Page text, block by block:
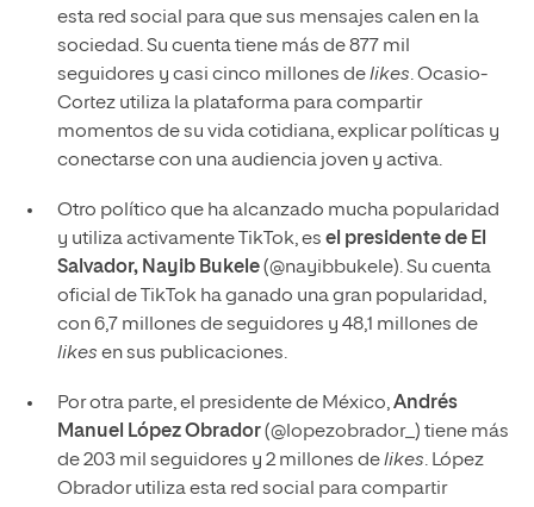
esta red social para que sus mensajes calen en la
sociedad. Su cuenta tiene más de 877 mil
seguidores y casi cinco millones delikes. Ocasio-
Cortez utiliza la plataforma para compartir
momentos de su vida cotidiana, explicar políticas y
conectarse con una audiencia joven y activa.
Otro político que ha alcanzado mucha popularidad
y utiliza activamente TikTok, es el presidente de El
Salvador, Nayib Bukele(@nayibbukele). Su cuenta
oficial de TikTok ha ganado una gran popularidad,
con 6,7 millones de seguidores y 48,1 millones de
likes en sus publicaciones.
Por otra parte, el presidente de México,Andrés
Manuel López Obrador(@lopezobrador_) tiene más
de 203 mil seguidores y 2 millones delikes. López
Obrador utiliza esta red social para compartir